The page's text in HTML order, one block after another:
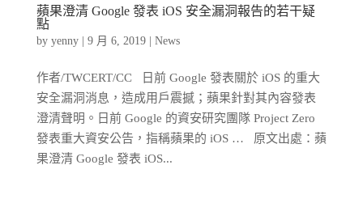
蘋果澄清 Google 發表 iOS 安全漏洞報告的若干疑
點
by yenny| 9 月 6, 2019| News
作者/TWCERT/CC 日前 Google 發表關於 iOS 的重大
安全漏洞消息，造成用戶震撼；蘋果針對其內容發表
澄清聲明。日前 Google 的資安研究團隊 Project Zero
發表重大資安公告，指稱蘋果的 iOS … 原文出處：蘋
果澄清 Google 發表 iOS...